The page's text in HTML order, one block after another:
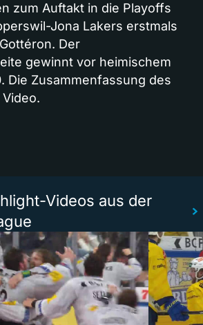
zum Auftakt in die Playoffs
Jona Lakers erstmals
Der
gewinnt vor heimischem
Die Zusammenfassung des
Videos aus der